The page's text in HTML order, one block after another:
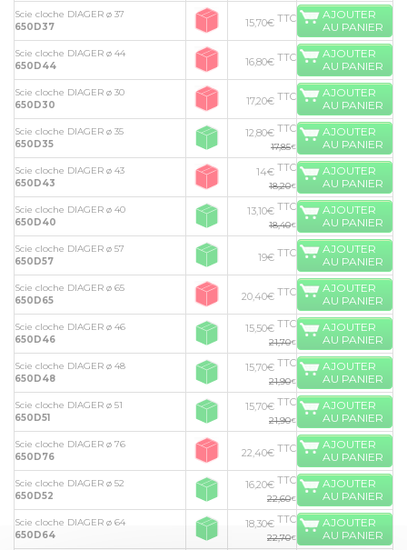
Scie cloche DIAGER ø 37
650D37
15,70€ TTC
AJOUTER
AU PANIER
Scie cloche DIAGER ø 44
650D44
16,80€ TTC
AJOUTER
AU PANIER
Scie cloche DIAGER ø 30
650D30
17,20€ TTC
AJOUTER
AU PANIER
Scie cloche DIAGER ø 35
650D35
12,80€ TTC
17,85€
AJOUTER
AU PANIER
Scie cloche DIAGER ø 43
650D43
14€ TTC
18,20€
AJOUTER
AU PANIER
Scie cloche DIAGER ø 40
650D40
13,10€ TTC
18,40€
AJOUTER
AU PANIER
Scie cloche DIAGER ø 57
650D57
19€ TTC
AJOUTER
AU PANIER
Scie cloche DIAGER ø 65
650D65
20,40€ TTC
AJOUTER
AU PANIER
Scie cloche DIAGER ø 46
650D46
15,50€ TTC
21,70€
AJOUTER
AU PANIER
Scie cloche DIAGER ø 48
650D48
15,70€ TTC
21,90€
AJOUTER
AU PANIER
Scie cloche DIAGER ø 51
650D51
15,70€ TTC
21,90€
AJOUTER
AU PANIER
Scie cloche DIAGER ø 76
650D76
22,40€ TTC
AJOUTER
AU PANIER
Scie cloche DIAGER ø 52
650D52
16,20€ TTC
22,60€
AJOUTER
AU PANIER
Scie cloche DIAGER ø 64
650D64
18,30€ TTC
22,70€
AJOUTER
AU PANIER